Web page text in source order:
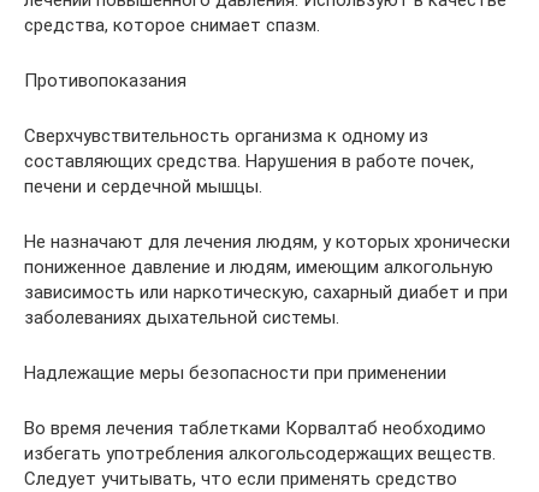
средства, которое снимает спазм.
Противопоказания
Сверхчувствительность организма к одному из
составляющих средства. Нарушения в работе почек,
печени и сердечной мышцы.
Не назначают для лечения людям, у которых хронически
пониженное давление и людям, имеющим алкогольную
зависимость или наркотическую, сахарный диабет и при
заболеваниях дыхательной системы.
Надлежащие меры безопасности при применении
Во время лечения таблетками Корвалтаб необходимо
избегать употребления алкогольсодержащих веществ.
Следует учитывать, что если применять средство